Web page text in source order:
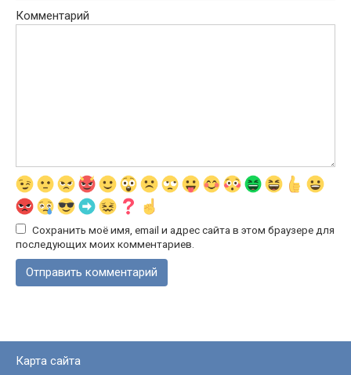
Комментарий
Сохранить моё имя, email и адрес сайта в этом браузере для
последующих моих комментариев.
Карта сайта